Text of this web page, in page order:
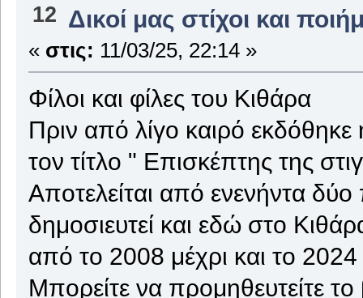
12 Δικοί μας στίχοι και
« στις: 11/03/25, 22:14 »
Φίλοι και φίλες του Κιθάρα
Πριν από λίγο καιρό
τον τίτλο " Επισκέπτης της
Αποτελείται από ενενήντα
δημοσιευτεί και εδώ στο
από το 2008 μέχρι και το 2024
Μπορείτε να προμηθευτείτε